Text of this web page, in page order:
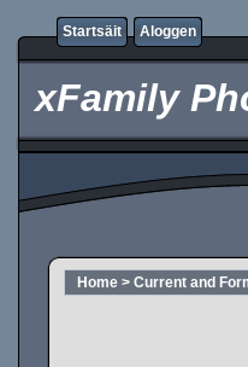
Startsäit Aloggen
xFamily
Home > Current and